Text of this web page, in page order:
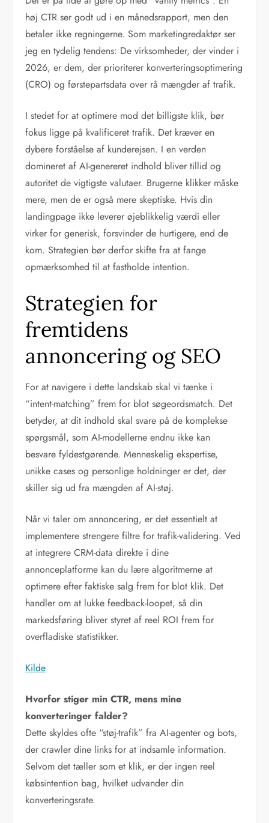
høj CTR ser godt ud i en månedsrapport, men den
betaler ikke regningerne. Som marketingredaktør ser
jeg en tydelig tendens: De virksomheder, der vinder i
2026, er dem, der prioriterer konverteringsoptimering
(CRO) og førstepartsdata over rå mængder af trafik.
I stedet for at optimere mod det billigste klik, bør
fokus ligge på kvalificeret trafik. Det kræver en
dybere forståelse af kunderejsen. I en verden
domineret af AI-genereret indhold bliver tillid og
autoritet de vigtigste valutaer. Brugerne klikker måske
mere, men de er også mere skeptiske. Hvis din
landingpage ikke leverer øjeblikkelig værdi eller
virker for generisk, forsvinder de hurtigere, end de
kom. Strategien bør derfor skifte fra at fange
opmærksomhed til at fastholde intention.
Strategien for
fremtidens
annoncering og SEO
For at navigere i dette landskab skal vi tænke i
“intent-matching” frem for blot søgeordsmatch. Det
betyder, at dit indhold skal svare på de komplekse
spørgsmål, som AI-modellerne endnu ikke kan
besvare fyldestgørende. Menneskelig ekspertise,
unikke cases og personlige holdninger er det, der
skiller sig ud fra mængden af AI-støj.
Når vi taler om annoncering, er det essentielt at
implementere strengere filtre for trafik-validering. Ved
at integrere CRM-data direkte i dine
annonceplatforme kan du lære algoritmerne at
optimere efter faktiske salg frem for blot klik. Det
handler om at lukke feedback-loopet, så din
markedsføring bliver styret af reel ROI frem for
overfladiske statistikker.
Kilde
Hvorfor stiger min CTR, mens mine
konverteringer falder?
Dette skyldes ofte “støj-trafik” fra AI-agenter og bots,
der crawler dine links for at indsamle information.
Selvom det tæller som et klik, er der ingen reel
købsintention bag, hvilket udvander din
konverteringsrate.